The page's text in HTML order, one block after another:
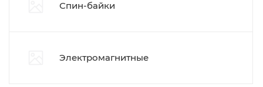
Спин-байки
Электромагнитные